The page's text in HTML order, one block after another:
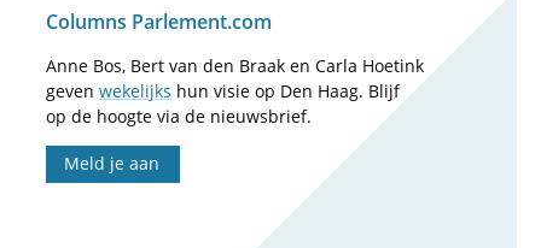
Columns Parlement.com
Anne Bos, Bert van den Braak en Carla Hoetink
geven wekelijks hun visie op Den Haag. Blijf
op de hoogte via de nieuwsbrief.
Meld je aan